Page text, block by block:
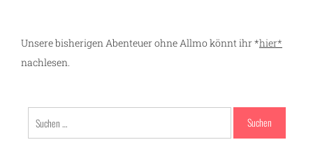
Unsere bisherigen Abenteuer ohne Allmo könnt ihr *hier*
nachlesen.
nach: